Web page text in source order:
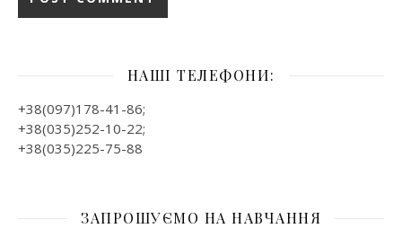
НАШІ ТЕЛЕФОНИ:
+38(097)178-41-86;
+38(035)252-10-22;
+38(035)225-75-88
ЗАПРОШУЄМО НА НАВЧАННЯ